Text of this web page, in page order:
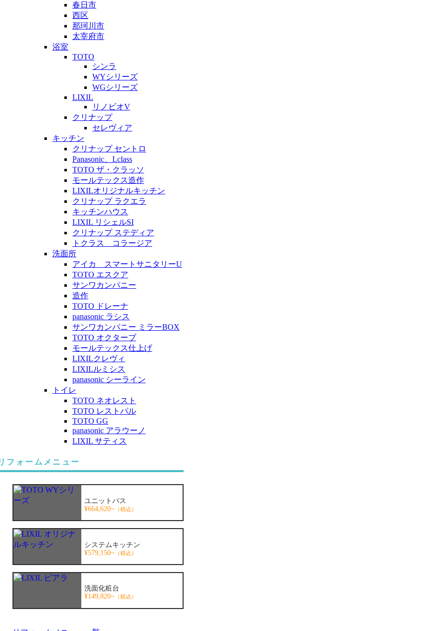
春日市
西区
那珂川市
太宰府市
浴室
TOTO
シンラ
WYシリーズ
WGシリーズ
LIXIL
リノビオV
クリナップ
セレヴィア
キッチン
クリナップ セントロ
Panasonic、Lclass
TOTO ザ・クラッソ
モールテックス造作
LIXILオリジナルキッチン
クリナップ ラクエラ
キッチンハウス
LIXIL リシェルSI
クリナップ ステディア
トクラス コラージア
洗面所
アイカ スマートサニタリーU
TOTO エスクア
サンワカンパニー
造作
TOTO ドレーナ
panasonic ラシス
サンワカンパニー ミラーBOX
TOTO オクターブ
モールテックス仕上げ
LIXILクレヴィ
LIXILルミシス
panasonic シーライン
トイレ
TOTO ネオレスト
TOTO レストパル
TOTO GG
panasonic アラウーノ
LIXIL サティス
フォームメニュー
ユニットバス
¥664,620~ （税込）
システムキッチン
¥579,150~ （税込）
洗面化粧台
¥149,820~ （税込）